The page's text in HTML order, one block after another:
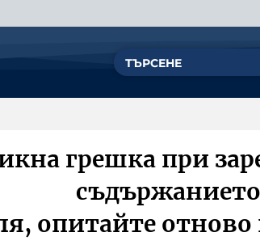
грешка при
опитайте